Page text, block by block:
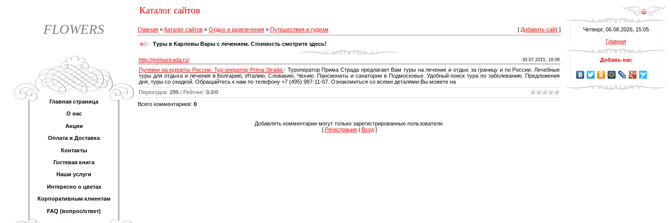
FLOWERS
Главная страница
О нас
Акции
Оплата и Доставка
Контакты
Гостевая книга
Наши услуги
Интересно о цветах
Корпоративным клиентам
FAQ (вопрос/ответ)
Каталог сайтов
Главная » Каталог сайтов » Отдых и развлечения » Путешествия и туризм [ Добавить сайт ]
Туры в Карловы Вары с лечением. Стоимость смотрите здесь!
http://primastrada.ru/ 30.07.2015, 18:09
Путевки на курорты России. Тур оператор Prima Strada. - Туроператор Прима Страда предлагает Вам туры на лечение и отдых за границу и по России. Лечебные
туры для отдыха и лечения в Болгарию, Италию, Словакию, Чехию. Пансионаты и санатории в Подмосковье. Удобный поиск тура по заболеванию. Предложения
дня, туры со скидкой. Обращайтесь к нам по телефону +7 (495) 987-11-07. Ознакомиться со всеми деталями Вы можете на
Переходов: 295 | Рейтинг: 0.0/0
Всего комментариев: 0
Добавлять комментарии могут только зарегистрированные пользователи.
[ Регистрация| Вход]
Четверг, 06.08.2026, 15:05
Главная
Добавь нас